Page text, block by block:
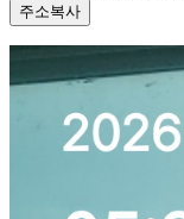
주소복사